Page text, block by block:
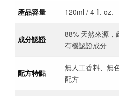
產品容量 120ml / 4 fl. oz.
成分認證
88% 天然來源，
有機認證成分
配方特點
無人工香料、無
配方